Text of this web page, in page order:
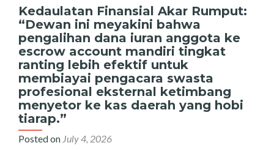
Seragam
Guru
yang
Mahal:
Beban
Finansial
Tambahan
bagi
Honorer
Kedaulatan Finansial Akar Rumput:
“Dewan ini meyakini bahwa
pengalihan dana iuran anggota ke
escrow account mandiri tingkat
ranting lebih efektif untuk
membiayai pengacara swasta
profesional eksternal ketimbang
menyetor ke kas daerah yang hobi
tiarap.”
Posted on July 4, 2026